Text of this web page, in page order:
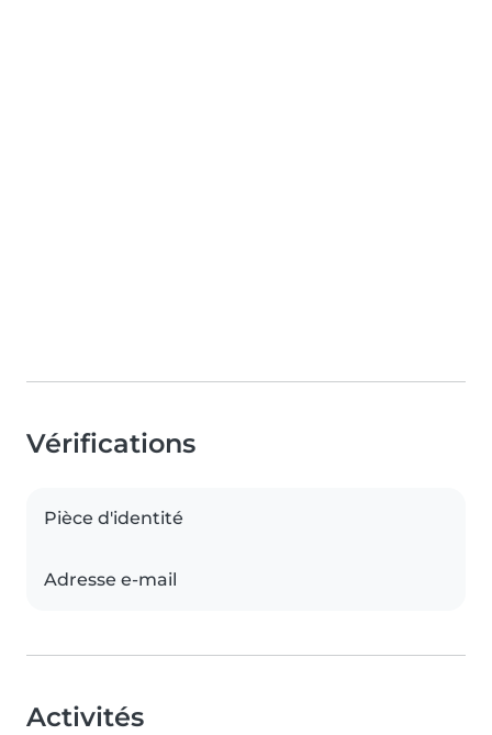
Vérifications
Pièce d'identité
Adresse e-mail
Activités